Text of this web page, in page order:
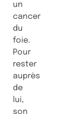
un
cancer
du
foie.
Pour
rester
auprès
de
lui,
son